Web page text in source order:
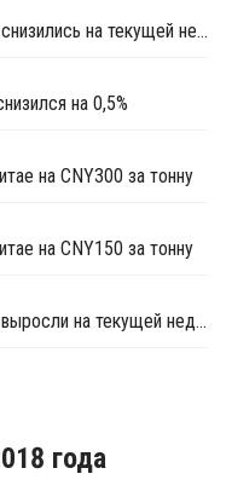
Запасы бензола в Восточном Китае снизились на текущей неделе
на 0,5%
на CNY300 за тонну
на CNY150 за тонну
Запасы бензола в Восточном Китае выросли на текущей неделе
года